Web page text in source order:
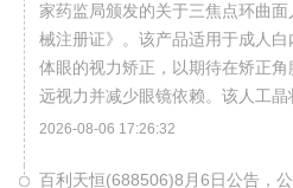
家药监局颁发的关于三焦点环曲
械注册证》。该产品适用于成人
体眼的视力矫正，以期待在矫正角
远视力并减少眼镜依赖。该人工晶
2026-08-06 17:26:32
百利天恒(688506)8月6日公告，